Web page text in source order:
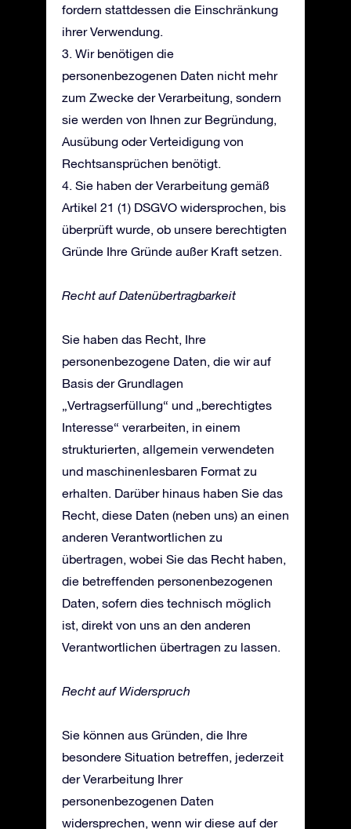
fordern stattdessen die Einschränkung
ihrer Verwendung.
3. Wir benötigen die
personenbezogenen Daten nicht mehr
zum Zwecke der Verarbeitung, sondern
sie werden von Ihnen zur Begründung,
Ausübung oder Verteidigung von
Rechtsansprüchen benötigt.
4. Sie haben der Verarbeitung gemäß
Artikel 21 (1) DSGVO widersprochen, bis
überprüft wurde, ob unsere berechtigten
Gründe Ihre Gründe außer Kraft setzen.
Recht auf Datenübertragbarkeit
Sie haben das Recht, Ihre
personenbezogene Daten, die wir auf
Basis der Grundlagen
„Vertragserfüllung“ und „berechtigtes
Interesse“ verarbeiten, in einem
strukturierten, allgemein verwendeten
und maschinenlesbaren Format zu
erhalten. Darüber hinaus haben Sie das
Recht, diese Daten (neben uns) an einen
anderen Verantwortlichen zu
übertragen, wobei Sie das Recht haben,
die betreffenden personenbezogenen
Daten, sofern dies technisch möglich
ist, direkt von uns an den anderen
Verantwortlichen übertragen zu lassen.
Recht auf Widerspruch
Sie können aus Gründen, die Ihre
besondere Situation betreffen, jederzeit
der Verarbeitung Ihrer
personenbezogenen Daten
widersprechen, wenn wir diese auf der